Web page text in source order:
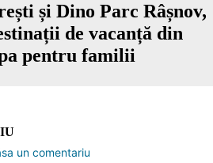
și Dino Parc Râșnov,
de vacanță din
pentru familii
un comentariu